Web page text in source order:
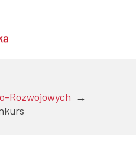
Rozwojowych →